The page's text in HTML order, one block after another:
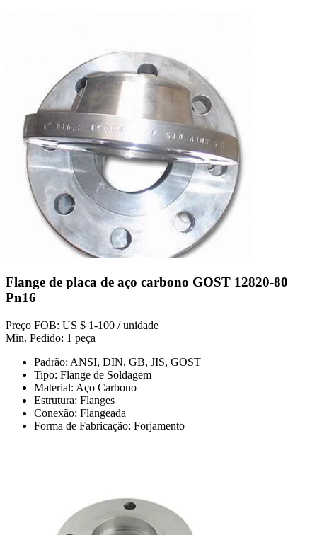
Flange de placa de aço carbono GOST 12820-80
Pn16
Preço FOB: US $ 1-100 / unidade
Min. Pedido: 1 peça
Padrão: ANSI, DIN, GB, JIS, GOST
Tipo: Flange de Soldagem
Material: Aço Carbono
Estrutura: Flanges
Conexão: Flangeada
Forma de Fabricação: Forjamento